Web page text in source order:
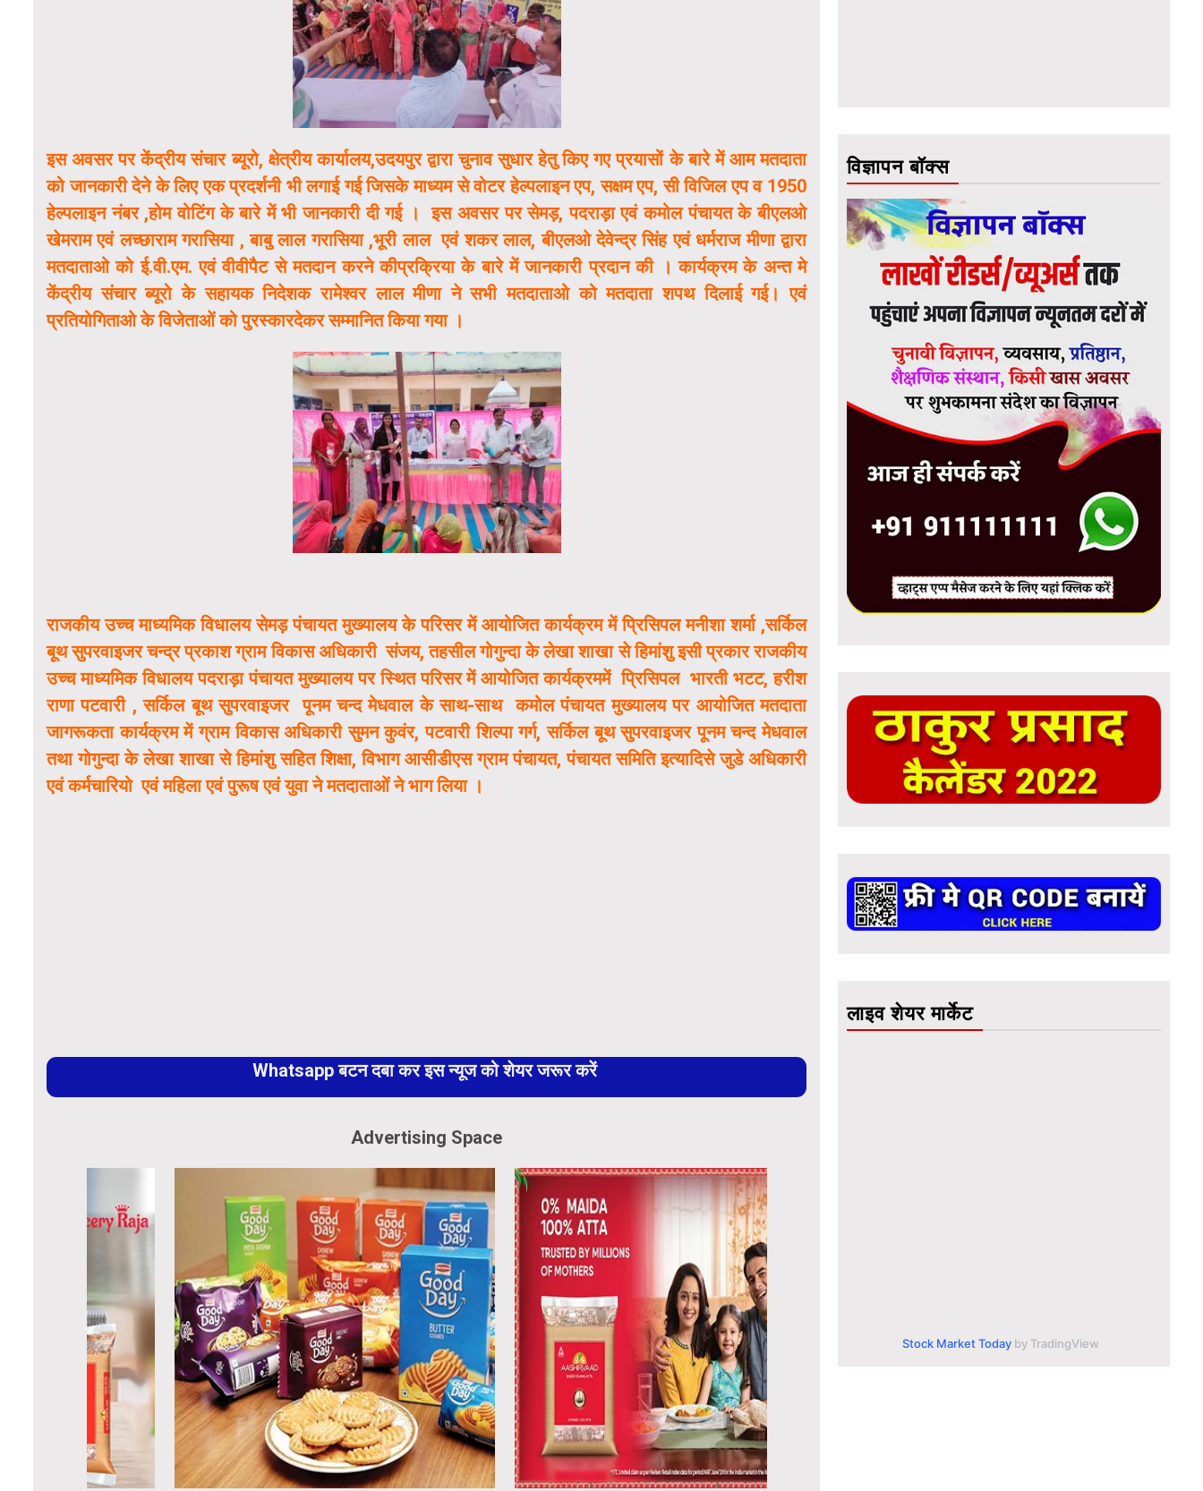
इस अवसर पर केंद्रीय संचार ब्यूरो, क्षेत्रीय कार्यालय,उदयपुर द्वारा चुनाव सुधार हेतु किए गए प्रयासों के बारे में आम मतदाता
को जानकारी देने के लिए एक प्रदर्शनी भी लगाई गई जिसके माध्यम से वोटर हेल्पलाइन एप, सक्षम एप, सी विजिल एप व 1950
हेल्पलाइन नंबर ,होम वोटिंग के बारे में भी जानकारी दी गई । इस अवसर पर सेमड़, पदराड़ा एवं कमोल पंचायत के बीएलओ
खेमराम एवं लच्छाराम गरासिया , बाबु लाल गरासिया ,भूरी लाल एवं शकर लाल, बीएलओ देवेन्द्र सिंह एवं धर्मराज मीणा द्वारा
मतदाताओ को ई.वी.एम. एवं वीवीपैट से मतदान करने कीप्रक्रिया के बारे में जानकारी प्रदान की । कार्यक्रम के अन्त मे
केंद्रीय संचार ब्यूरो के सहायक निदेशक रामेश्वर लाल मीणा ने सभी मतदाताओ को मतदाता शपथ दिलाई गई। एवं
प्रतियोगिताओ के विजेताओं को पुरस्कारदेकर सम्मानित किया गया ।
राजकीय उच्च माध्यमिक विधालय सेमड़ पंचायत मुख्यालय के परिसर में आयोजित कार्यक्रम में प्रिसिपल मनीशा शर्मा ,सर्किल
बूथ सुपरवाइजर चन्द्र प्रकाश ग्राम विकास अधिकारी संजय, तहसील गोगुन्दा के लेखा शाखा से हिमांशु इसी प्रकार राजकीय
उच्च माध्यमिक विधालय पदराड़ा पंचायत मुख्यालय पर स्थित परिसर में आयोजित कार्यक्रममें प्रिसिपल भारती भटट, हरीश
राणा पटवारी , सर्किल बूथ सुपरवाइजर पूनम चन्द मेधवाल के साथ-साथ कमोल पंचायत मुख्यालय पर आयोजित मतदाता
जागरूकता कार्यक्रम में ग्राम विकास अधिकारी सुमन कुवंर, पटवारी शिल्पा गर्ग, सर्किल बूथ सुपरवाइजर पूनम चन्द मेधवाल
तथा गोगुन्दा के लेखा शाखा से हिमांशु सहित शिक्षा, विभाग आसीडीएस ग्राम पंचायत, पंचायत समिति इत्यादिसे जुडे अधिकारी
एवं कर्मचारियो एवं महिला एवं पुरूष एवं युवा ने मतदाताओं ने भाग लिया ।
Whatsapp बटन दबा कर इस न्यूज को शेयर जरूर करें
Advertising Space
विज्ञापन बॉक्स
लाइव शेयर मार्केट
Stock Market Today by TradingView